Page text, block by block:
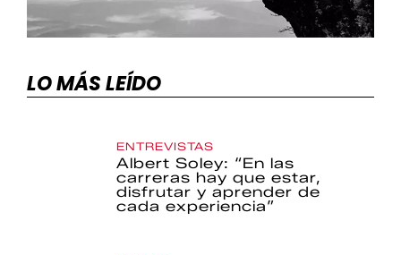
LO MÁS LEÍDO
ENTREVISTAS
Albert Soley: “En las
carreras hay que estar,
disfrutar y aprender de
cada experiencia”